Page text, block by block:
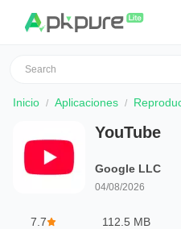
Inicio Aplicaciones
YouTube
Google LLC
04/08/2026
7.7 112.5 MB